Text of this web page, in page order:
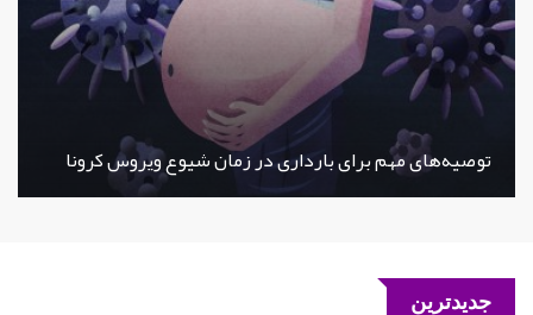
توصیه‌های مهم برای بارداری در زمان شیوع ویروس کرونا
جدیدترین